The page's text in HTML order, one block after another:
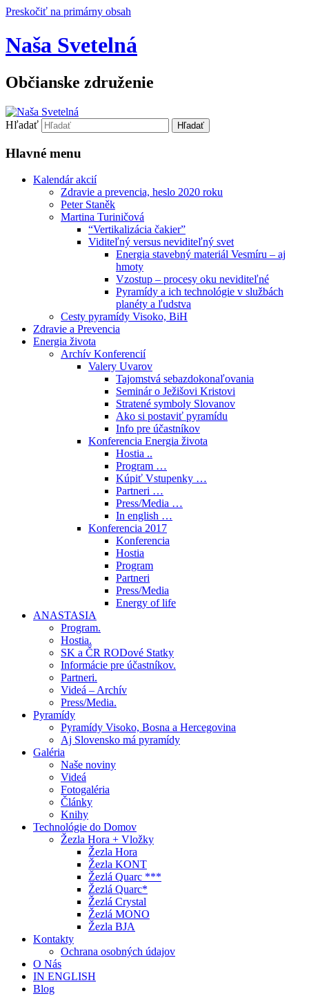
Preskočiť na primárny obsah
Naša Svetelná
Občianske združenie
Hľadať
Hlavné menu
Kalendár akcií
Zdravie a prevencia, heslo 2020 roku
Peter Staněk
Martina Turiničová
“Vertikalizácia čakier”
Viditeľný versus neviditeľný svet
Energia stavebný materiál Vesmíru – aj
hmoty
Vzostup – procesy oku neviditeľné
Pyramídy a ich technológie v službách
planéty a ľudstva
Cesty pyramídy Visoko, BiH
Zdravie a Prevencia
Energia života
Archív Konferencií
Valery Uvarov
Tajomstvá sebazdokonaľovania
Seminár o Ježišovi Kristovi
Stratené symboly Slovanov
Ako si postaviť pyramídu
Info pre účastníkov
Konferencia Energia života
Hostia ..
Program …
Kúpiť Vstupenky …
Partneri …
Press/Media …
In english …
Konferencia 2017
Konferencia
Hostia
Program
Partneri
Press/Media
Energy of life
ANASTASIA
Program.
Hostia.
SK a ČR RODové Statky
Informácie pre účastníkov.
Partneri.
Videá – Archív
Press/Media.
Pyramídy
Pyramídy Visoko, Bosna a Hercegovina
Aj Slovensko má pyramídy
Galéria
Naše noviny
Videá
Fotogaléria
Články
Knihy
Technológie do Domov
Žezla Hora + Vložky
Žezla Hora
Žezla KONT
Žezlá Quarc ***
Žezlá Quarc*
Žezlá Crystal
Žezlá MONO
Žezla BJA
Kontakty
Ochrana osobných údajov
O Nás
IN ENGLISH
Blog